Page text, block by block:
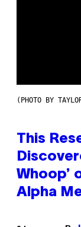
(PHOTO BY
This
Whoop’
Alpha